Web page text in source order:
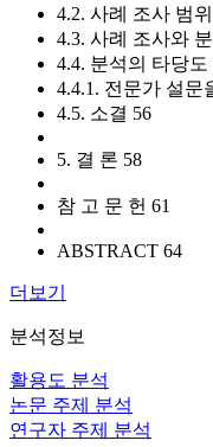
4.2. 사례 조사 범
4.3. 사례 조사와
4.4. 분석의 타당
4.4.1. 전문가 설문
4.5. 소결 56
5. 결 론 58
참 고 문 헌 61
ABSTRACT 64
더보기
분석정보
활용도 분석
논문 주제 분석
연구자 주제 분석